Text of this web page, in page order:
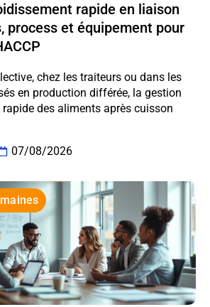
rapide en liaison
process et équipement pour
chez les traiteurs ou dans les
en production différée, la gestion
des aliments après cuisson
07/08/2026